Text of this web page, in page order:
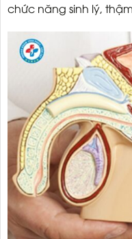
chức năng sinh lý,